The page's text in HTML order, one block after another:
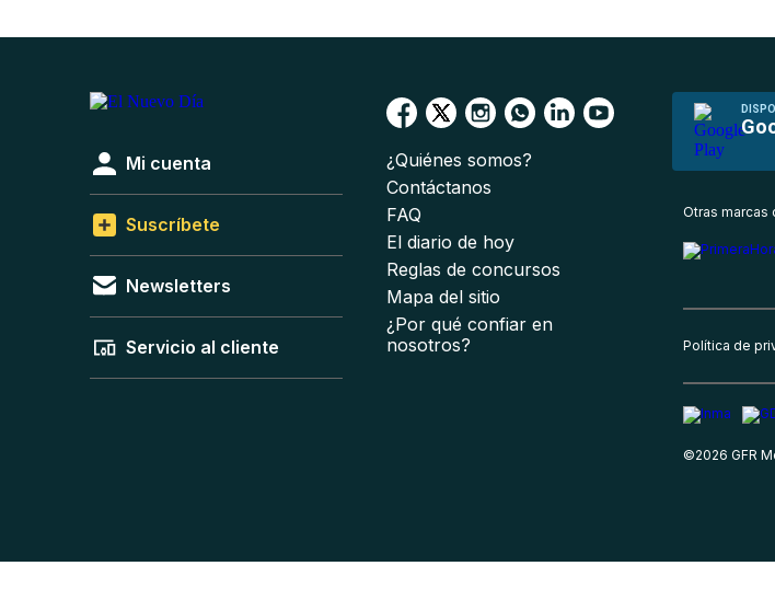
Mi cuenta
Suscríbete
Newsletters
Servicio al cliente
¿Quiénes somos?
Contáctanos
FAQ
El diario de hoy
Reglas de concursos
Mapa del sitio
¿Por qué confiar en
nosotros?
Otras marcas
Política de
©2026 GFR